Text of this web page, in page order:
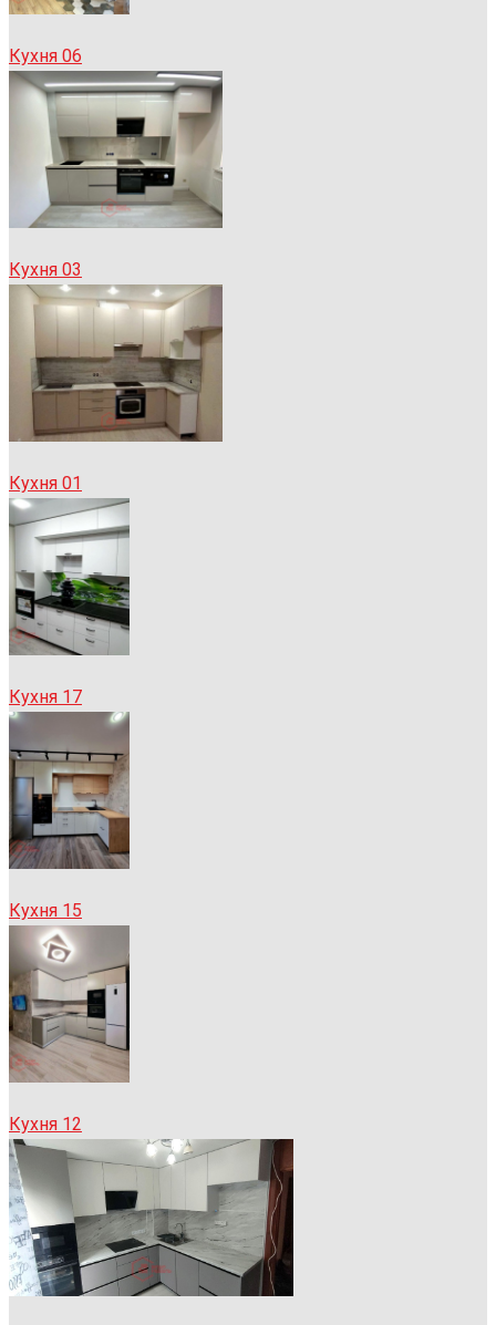
Кухня 06
Кухня 03
Кухня 01
Кухня 17
Кухня 15
Кухня 12